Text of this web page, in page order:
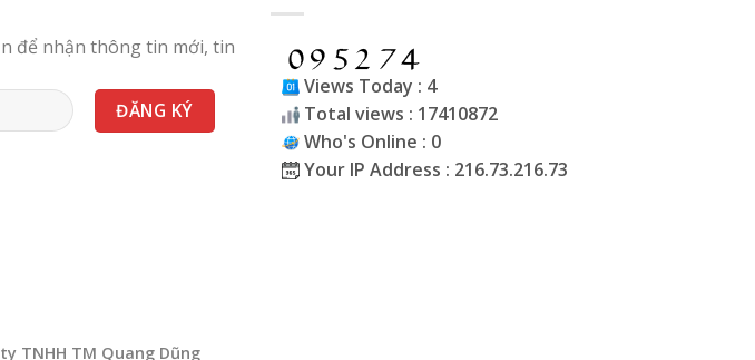
để nhận thông tin mới, tin
Views Today : 4
Total views : 17410872
Who's Online : 0
Your IP Address : 216.73.216.73
TNHH TM Quang Dũng